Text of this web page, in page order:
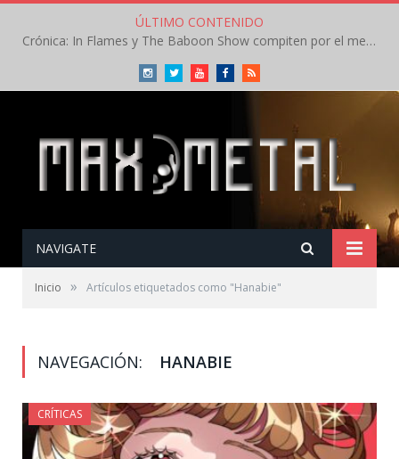
ÚLTIMO CONTENIDO
Crónica: In Flames y The Baboon Show compiten por el mejor concierto del día en el Leyendas del Rock – Viernes – Agosto 2026
InstagramTwitterYoutubeFacebookRSS
NAVIGATE
Inicio » Artículos etiquetados como "Hanabie"
NAVEGACIÓN: HANABIE
CRÍTICAS